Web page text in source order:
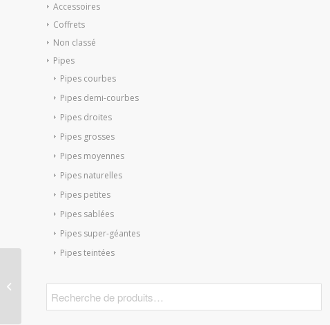
Accessoires
Coffrets
Non classé
Pipes
Pipes courbes
Pipes demi-courbes
Pipes droites
Pipes grosses
Pipes moyennes
Pipes naturelles
Pipes petites
Pipes sablées
Pipes super-géantes
Pipes teintées
Granite